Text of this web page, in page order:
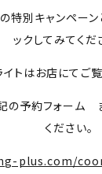
特別キャンペーン
ックしてみてくだ
イトはお店にてご
の予約フォーム
ください。
plus.com/